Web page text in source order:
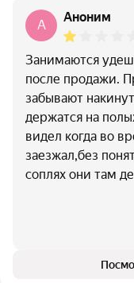
A
Аноним
Занимаются
после продажи.
забывают
держатся на
видел когда во
заезжал,без
соплях они там